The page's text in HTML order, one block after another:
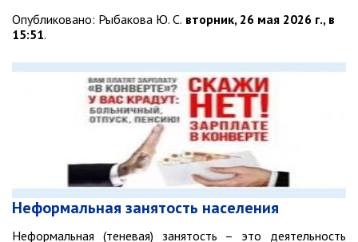
СВО
Опубликовано: Рыбакова Ю. С. вторник, 26 мая 2026 г., в
15:51.
Неформальная занятость населения
Неформальная (теневая) занятость – это деятельность